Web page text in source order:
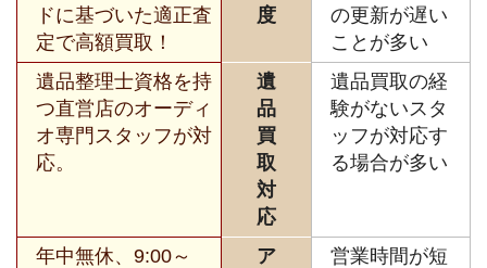
ドに基づいた適正査
定で高額買取！
度
の更新が遅い
ことが多い
遺品整理士資格を持
つ直営店のオーディ
オ専門スタッフが対
応。
遺
品
買
取
対
応
遺品買取の経
験がないスタ
ッフが対応す
る場合が多い
年中無休、9:00～
ア
営業時間が短